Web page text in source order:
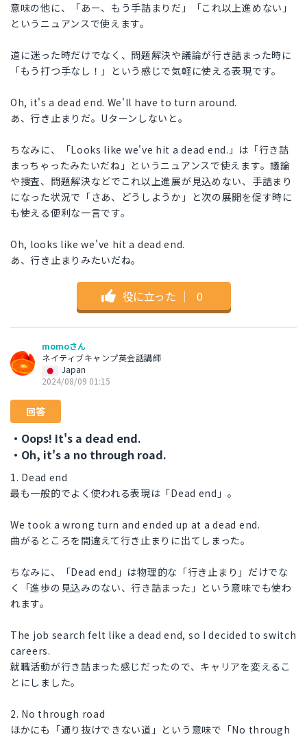
意味の他に、「あー、もう手詰まりだ」「これ以上進めない」
というニュアンスで使えます。
道に迷った時だけでなく、問題解決や議論が行き詰まった時に
「もう打つ手なし！」という感じで気軽に使える表現です。
Oh, it's a dead end. We'll have to turn around.
あ、行き止まりだ。Uターンしないと。
ちなみに、「Looks like we've hit a dead end.」は「行き詰
まっちゃったみたいだね」というニュアンスで使えます。議論
や捜査、問題解決などでこれ以上進展が見込めない、手詰まり
になった状況で「さあ、どうしようか」と次の展開を促す時に
も使える便利な一言です。
Oh, looks like we've hit a dead end.
あ、行き止まりみたいだね。
役に立った ｜ 0
momoさん
ネイティブキャンプ英会話講師
Japan
2024/08/09 01:15
回答
・Oops! It's a dead end.
・Oh, it's a no through road.
1. Dead end
最も一般的でよく使われる表現は「Dead end」。
We took a wrong turn and ended up at a dead end.
曲がるところを間違えて行き止まりに出てしまった。
ちなみに、「Dead end」は物理的な「行き止まり」だけでな
く「進歩の見込みのない、行き詰まった」という意味でも使わ
れます。
The job search felt like a dead end, so I decided to switch
careers.
就職活動が行き詰まった感じだったので、キャリアを変えるこ
とにしました。
2. No through road
ほかにも「通り抜けできない道」という意味で「No through